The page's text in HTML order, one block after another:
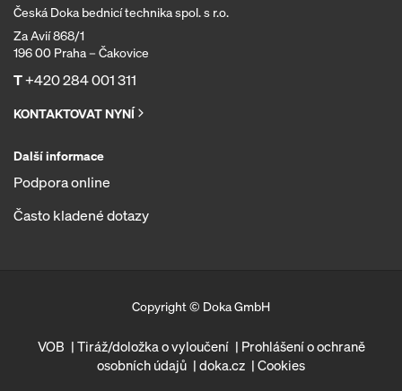
Česká Doka bednicí technika spol. s r.o.
Za Avií 868/1
196 00 Praha – Čakovice
T+420 284 001 311
KONTAKTOVAT NYNÍ
Další informace
Podpora online
Často kladené dotazy
Copyright © Doka GmbH
VOB Tiráž/doložka o vyloučení
Prohlášení o ochraně
osobních údajů
doka.cz Cookies